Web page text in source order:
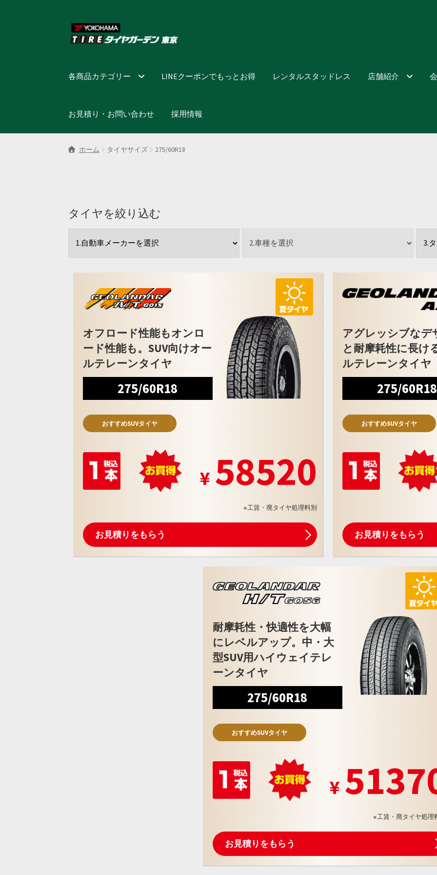
ナ
ビ
シ
へ
キ
ッ
コ
ン
ツ
キ
プ
各商品カテゴリー LINEクーポンでもっとお得 レンタルスタッドレス 店舗紹介
お見積り・お問い合わせ 採用情報
ホーム タイヤサイズ 275/60R18
タイヤを絞り込む
オフロード性能もオンロ
ード性能も。SUV向けオー
ルテレーンタイヤ
275/60R18
おすすめSUVタイヤ
58520
※工賃・廃タイヤ処理料別
お見積りをもらう
アグレッシブなデ
と耐摩耗性に長け
ルテレーンタイヤ
275/60R18
おすすめSUVタイヤ
お見積りをもらう
耐摩耗性・快適性を大幅
にレベルアップ。中・大
型SUV用ハイウェイテレ
ーンタイヤ
275/60R18
おすすめSUVタイヤ
※工賃・廃タイヤ処理
お見積りをもらう